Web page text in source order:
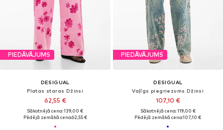
PIEDĀVĀJUMS
DESIGUAL
Platas staras Džinsi
62,55 €
Sākotnējā cena: 139,00 €
Pēdējā zemākā cena:62,55 €
PIEDĀVĀJUMS
DESIGUAL
Vaļīgs piegriezums Džinsi
107,10 €
Sākotnējā cena: 119,00 €
Pēdējā zemākā cena:107,10 €